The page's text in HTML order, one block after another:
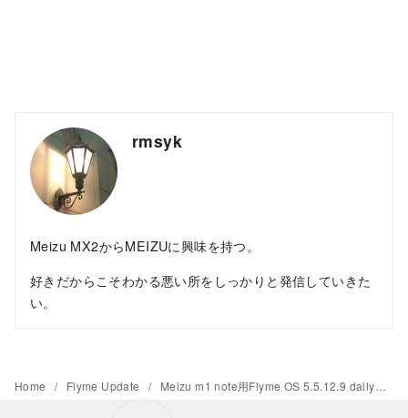
rmsyk
Meizu MX2からMEIZUに興味を持つ。
好きだからこそわかる悪い所をしっかりと発信していきた
い。
Home Flyme Update Meizu m1 note用Flyme OS 5.5.12.9 dailyがリリース